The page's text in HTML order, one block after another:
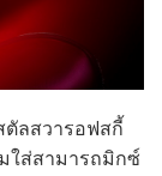
ลสวารอฟสกี้
ใส่สามารถมิกซ์